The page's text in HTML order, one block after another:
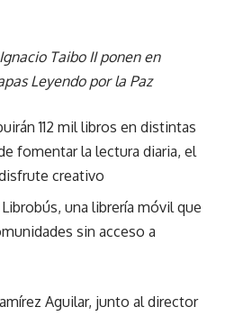
Taibo II ponen en
Leyendo por la Paz
112 mil libros en distintas
fomentar la lectura diaria, el
creativo
una librería móvil que
sin acceso a
Aguilar, junto al director